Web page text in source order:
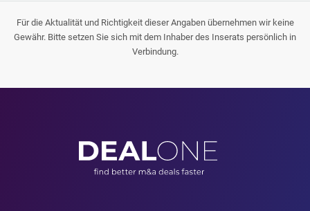
Für die Aktualität und Richtigkeit dieser Angaben übernehmen wir keine
Gewähr. Bitte setzen Sie sich mit dem Inhaber des Inserats persönlich in
Verbindung.